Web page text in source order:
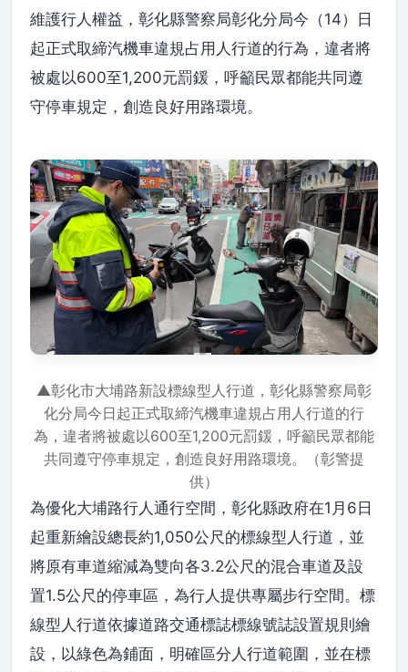
維護行人權益，彰化縣警察局彰化分局今（14）日
起正式取締汽機車違規占用人行道的行為，違者將
被處以600至1,200元罰鍰，呼籲民眾都能共同遵
守停車規定，創造良好用路環境。
▲彰化市大埔路新設標線型人行道，彰化縣警察局彰
化分局今日起正式取締汽機車違規占用人行道的行
為，違者將被處以600至1,200元罰鍰，呼籲民眾都能
共同遵守停車規定，創造良好用路環境。（彰警提
供）
為優化大埔路行人通行空間，彰化縣政府在1月6日
起重新繪設總長約1,050公尺的標線型人行道，並
將原有車道縮減為雙向各3.2公尺的混合車道及設
置1.5公尺的停車區，為行人提供專屬步行空間。標
線型人行道依據道路交通標誌標線號誌設置規則繪
設，以綠色為鋪面，明確區分人行道範圍，並在標